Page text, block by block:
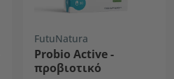
FutuNatura
Probio Active -
προβιοτικό